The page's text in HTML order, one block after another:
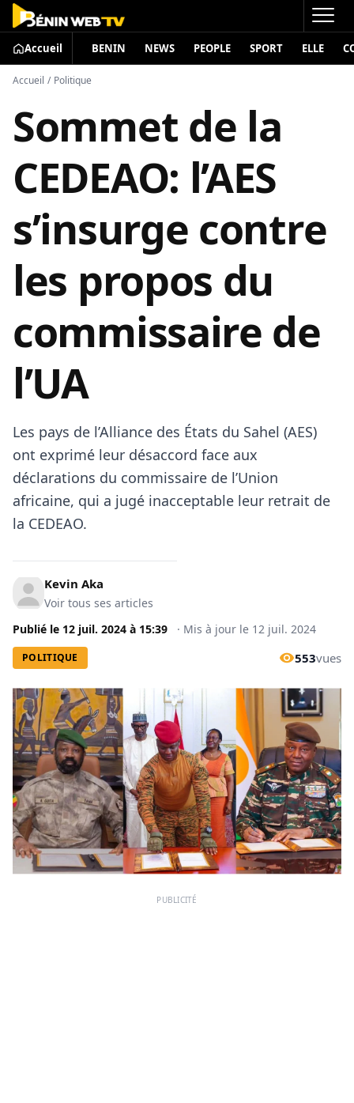
Accueil BENIN NEWS PEOPLE SPORT ELLE
Accueil / Politique
Sommet de la
CEDEAO: l’AES
s’insurge contre
les propos du
commissaire de
l’UA
Les pays de l’Alliance des États du Sahel (AES)
ont exprimé leur désaccord face aux
déclarations du commissaire de l’Union
africaine, qui a jugé inacceptable leur retrait de
la CEDEAO.
Kevin Aka
Voir tous ses articles
Publié le 12 juil. 2024 à 15:39 · Mis à jour le 12 juil. 2024
POLITIQUE 553vues
PUBLICITÉ